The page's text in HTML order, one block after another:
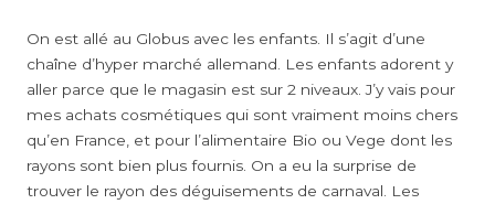
On est allé au Globus avec les enfants. Il s’agit d’une
chaîne d’hyper marché allemand. Les enfants adorent y
aller parce que le magasin est sur 2 niveaux. J’y vais pour
mes achats cosmétiques qui sont vraiment moins chers
qu’en France, et pour l’alimentaire Bio ou Vege dont les
rayons sont bien plus fournis. On a eu la surprise de
trouver le rayon des déguisements de carnaval. Les